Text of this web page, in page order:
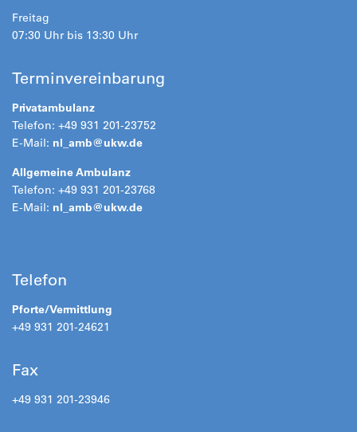
Freitag
07:30 Uhr bis 13:30 Uhr
Terminvereinbarung
Privatambulanz
Telefon: +49 931 201-23752
E-Mail: nl_amb@ukw.de
Allgemeine Ambulanz
Telefon: +49 931 201-23768
E-Mail: nl_amb@ukw.de
Telefon
Pforte/Vermittlung
+49 931 201-24621
Fax
+49 931 201-23946